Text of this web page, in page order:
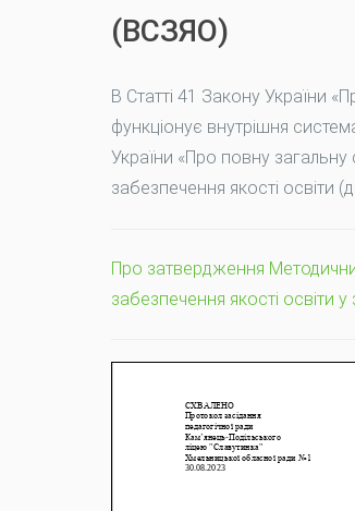
(ВСЗЯО)
В Статті 41 Закону України
функціонує внутрішня
України «Про повну
забезпечення якості освіти
Про затвердження
забезпечення якості освіти